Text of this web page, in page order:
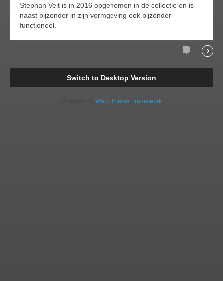
Stephan Veit is in 2016 opgenomen in de collectie en is
naast bijzonder in zijn vormgeving ook bijzonder
functioneel.
Comments
Switch to Desktop Version
Warp Theme Framework